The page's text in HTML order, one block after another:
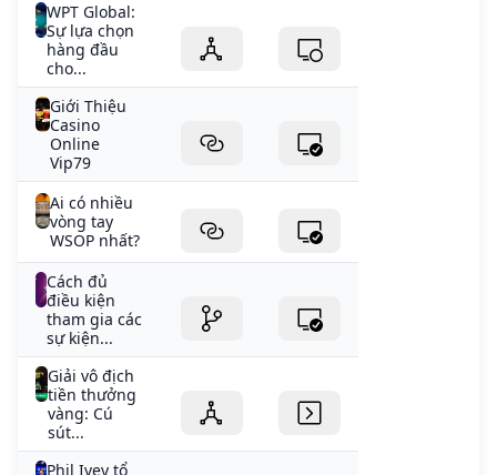
WPT Global:
Sự lựa chọn
hàng đầu
cho...
Giới Thiệu
Casino
Online
Vip79
Ai có nhiều
vòng tay
WSOP nhất?
Cách đủ
điều kiện
tham gia các
sự kiện...
Giải vô địch
tiền thưởng
vàng: Cú
sút...
Phil Ivey tổ